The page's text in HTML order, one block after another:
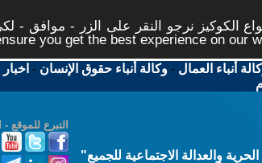
الكوكيز نرجو النقر على الزر - موافق -
you get the best experience on our
أنباء العمال -وكالة أنباء حقوق الإنسان -
التبرع للموقع -
والعدالة الاجتماعية للجميع"